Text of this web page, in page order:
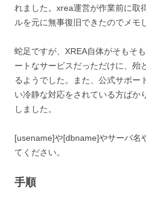
れました。xrea運営が作業前に取
ルを元に無事復旧できたのでメモ
蛇足ですが、XREA自体がそもそ
ートなサービスだっただけに、殆
るようでした。また、公式サポー
い冷静な対応をされている方ばか
しました。
[usename]や[dbname]やサーバ名
てください。
手順